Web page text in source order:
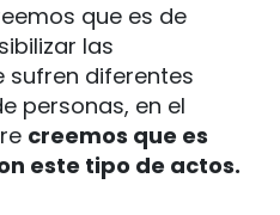
que es de
las
sufren diferentes
personas, en el
creemos que es
este tipo de actos.